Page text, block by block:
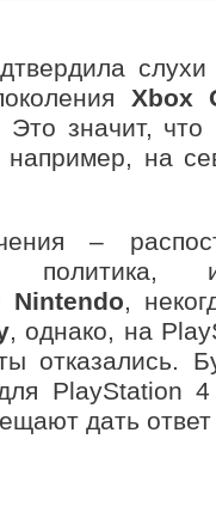
Xbox
значит, что
на
–
Nintendo,
, однако, на
отказались.
PlayStation 4
дать